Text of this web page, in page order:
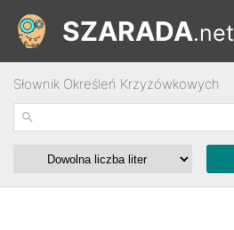
SZARADA.net
Słownik Określeń Krzyżówkowych